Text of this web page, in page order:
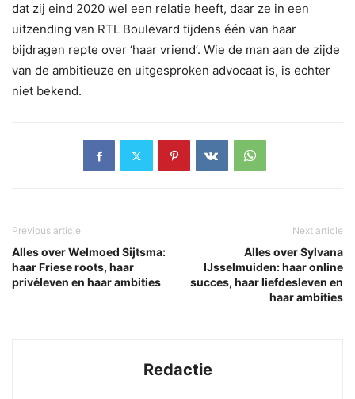
dat zij eind 2020 wel een relatie heeft, daar ze in een
uitzending van RTL Boulevard tijdens één van haar
bijdragen repte over ‘haar vriend’. Wie de man aan de zijde
van de ambitieuze en uitgesproken advocaat is, is echter
niet bekend.
Previous article
Alles over Welmoed Sijtsma:
haar Friese roots, haar
privéleven en haar ambities
Next article
Alles over Sylvana
IJsselmuiden: haar online
succes, haar liefdesleven en
haar ambities
Redactie